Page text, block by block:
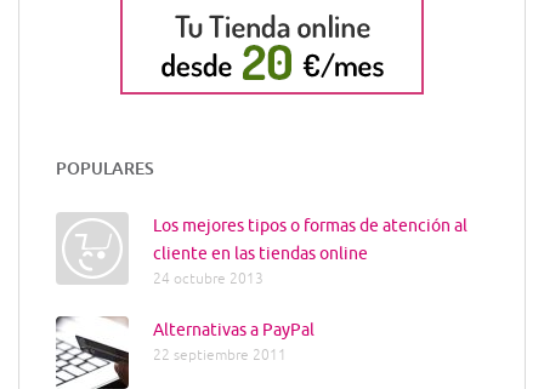
POPULARES
Los mejores tipos o formas de atención al
cliente en las tiendas online
24 octubre 2013
Alternativas a PayPal
22 septiembre 2011